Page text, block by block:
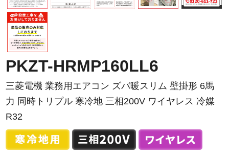
PKZT-HRMP160LL6
三菱電機 業務用エアコン ズバ暖スリム 壁掛形 6馬
力 同時トリプル 寒冷地 三相200V ワイヤレス 冷媒
R32